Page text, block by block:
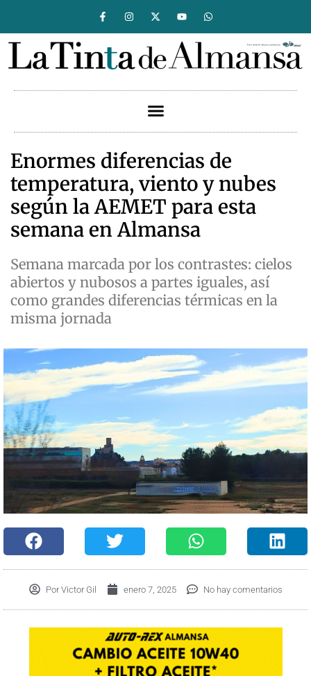
Enormes diferencias de
temperatura, viento y nubes
según la AEMET para esta
semana en Almansa
Semana marcada por los contrastes: cielos
abiertos y nubosos a partes iguales, así
como grandes diferencias térmicas en la
misma jornada
PorVictor Gil enero 7, 2025 No hay comentarios